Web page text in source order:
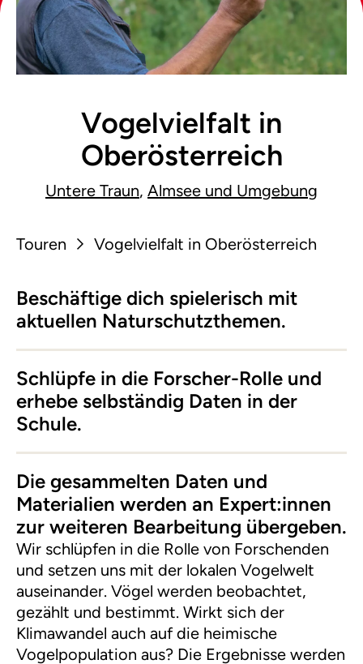
Vogelvielfalt in
Oberösterreich
Untere Traun, Almsee und Umgebung
Touren Vogelvielfalt in Oberösterreich
Beschäftige dich spielerisch mit
aktuellen Naturschutzthemen.
Schlüpfe in die Forscher-Rolle und
erhebe selbständig Daten in der
Schule.
Die gesammelten Daten und
Materialien werden an Expert:innen
zur weiteren Bearbeitung übergeben.
Wir schlüpfen in die Rolle von Forschenden
und setzen uns mit der lokalen Vogelwelt
auseinander. Vögel werden beobachtet,
gezählt und bestimmt. Wirkt sich der
Klimawandel auch auf die heimische
Vogelpopulation aus? Die Ergebnisse werden